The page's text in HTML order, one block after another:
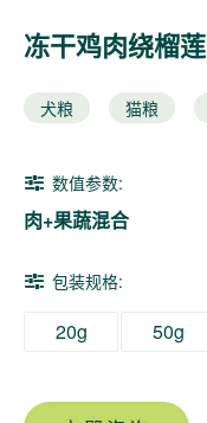
冻干鸡肉绕榴莲
犬粮 猫粮
数值参数:
肉+果蔬混合
包装规格:
20g 50g